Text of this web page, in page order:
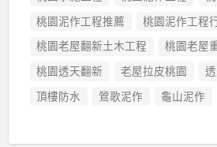
桃園泥作工程推薦
桃園泥作工程
桃園老屋翻新土木工程
桃園老屋
桃園透天翻新
老屋拉皮桃園
頂樓防水
鶯歌泥作 龜山泥作